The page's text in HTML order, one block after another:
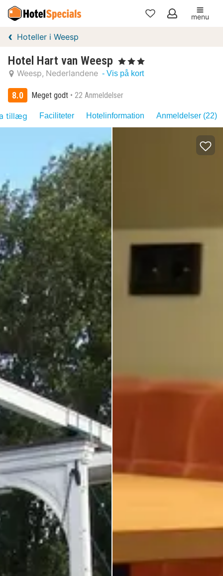
Mine
menu
Hoteller i Weesp
Hotel Hart van Weesp , 3 Stjerner
Weesp Nederlandene - Vis på kort
8.0 Meget godt 22 Anmeldelser
tillæg Faciliteter Hotelinformation Anmeldelser (22)